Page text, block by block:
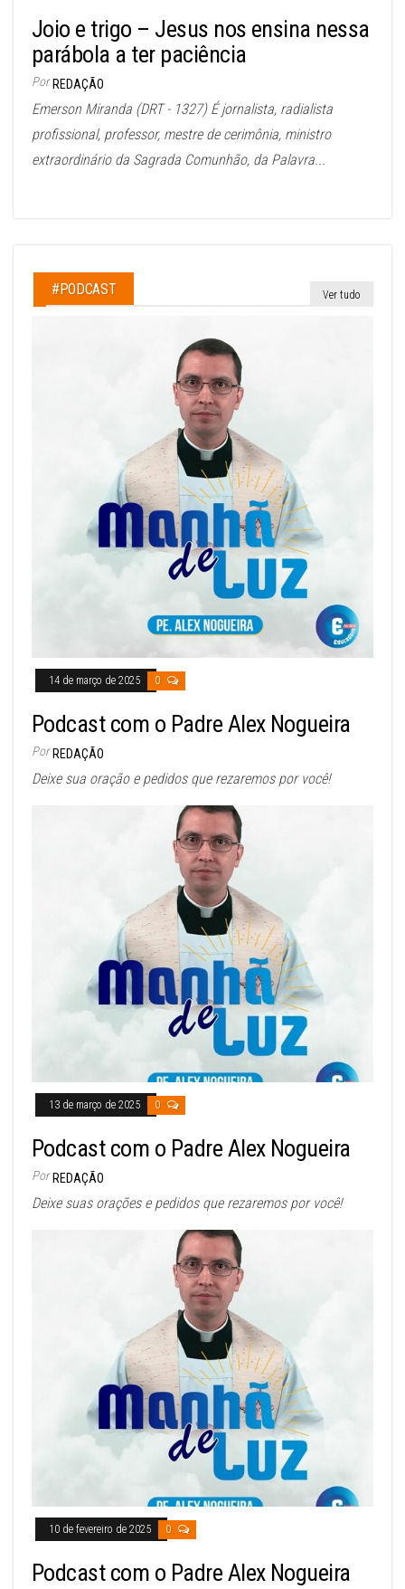
Joio e trigo – Jesus nos ensina nessa
parábola a ter paciência
Por REDAÇÃO
Emerson Miranda (DRT - 1327) É jornalista, radialista
profissional, professor, mestre de cerimônia, ministro
extraordinário da Sagrada Comunhão, da Palavra...
#PODCAST Ver tudo
14 de março de 2025 0
Podcast com o Padre Alex Nogueira
Por REDAÇÃO
Deixe sua oração e pedidos que rezaremos por você!
13 de março de 2025 0
Podcast com o Padre Alex Nogueira
Por REDAÇÃO
Deixe suas orações e pedidos que rezaremos por você!
10 de fevereiro de 2025 0
Podcast com o Padre Alex Nogueira